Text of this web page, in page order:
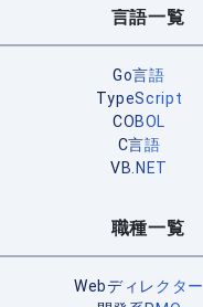
言語一覧
Go言語
TypeScript
COBOL
C言語
VB.NET
職種一覧
Webディレクター